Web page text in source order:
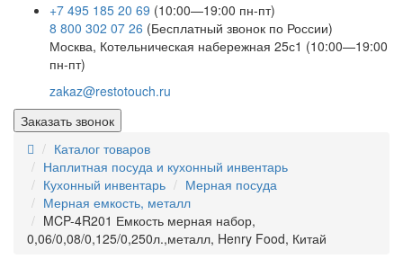
+7 495 185 20 69 (10:00—19:00 пн-пт)
8 800 302 07 26 (Бесплатный звонок по России)
Москва, Котельническая набережная 25с1 (10:00—19:00
пн-пт)
zakaz@restotouch.ru
Заказать звонок
Каталог товаров
Наплитная посуда и кухонный инвентарь
Кухонный инвентарь
Мерная посуда
Мерная емкость, металл
MCP-4R201 Емкость мерная набор,
0,06/0,08/0,125/0,250л.,металл, Henry Food, Китай